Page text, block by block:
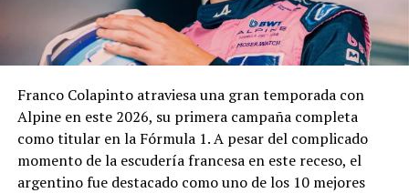
En los fundamentos de la resolución se señala que la
complejidad y trascendencia de la solicitud hacen
necesario un estudio integral de la documentación
modificación vinculada a la composición societaria de la
empresa que obtuvo la concesión.
La novedad se conoce mientras la concesión del Minella
continúa envuelta en una delicadísima situación
Franco Colapinto atraviesa una gran temporada con
Alpine en este 2026, su primera campaña completa
como titular en la Fórmula 1. A pesar del complicado
momento de la escudería francesa en este receso, el
argentino fue destacado como uno de los 10 mejores